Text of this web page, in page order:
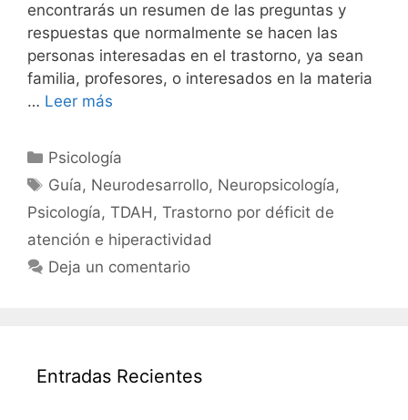
encontrarás un resumen de las preguntas y
respuestas que normalmente se hacen las
personas interesadas en el trastorno, ya sean
familia, profesores, o interesados en la materia
… Leer más
Psicología
Guía, Neurodesarrollo, Neuropsicología,
Psicología, TDAH, Trastorno por déficit de
atención e hiperactividad
Deja un comentario
Entradas Recientes